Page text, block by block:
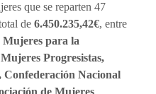
que se reparten 47
de 6.450.235,42€, entre
para la
Progresistas,
Confederación Nacional